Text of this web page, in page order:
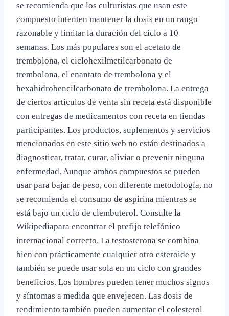
se recomienda que los culturistas que usan este
compuesto intenten mantener la dosis en un rango
razonable y limitar la duración del ciclo a 10
semanas. Los más populares son el acetato de
trembolona, el ciclohexilmetilcarbonato de
trembolona, el enantato de trembolona y el
hexahidrobencilcarbonato de trembolona. La entrega
de ciertos artículos de venta sin receta está disponible
con entregas de medicamentos con receta en tiendas
participantes. Los productos, suplementos y servicios
mencionados en este sitio web no están destinados a
diagnosticar, tratar, curar, aliviar o prevenir ninguna
enfermedad. Aunque ambos compuestos se pueden
usar para bajar de peso, con diferente metodología, no
se recomienda el consumo de aspirina mientras se
está bajo un ciclo de clembuterol. Consulte la
Wikipediapara encontrar el prefijo telefónico
internacional correcto. La testosterona se combina
bien con prácticamente cualquier otro esteroide y
también se puede usar sola en un ciclo con grandes
beneficios. Los hombres pueden tener muchos signos
y síntomas a medida que envejecen. Las dosis de
rendimiento también pueden aumentar el colesterol